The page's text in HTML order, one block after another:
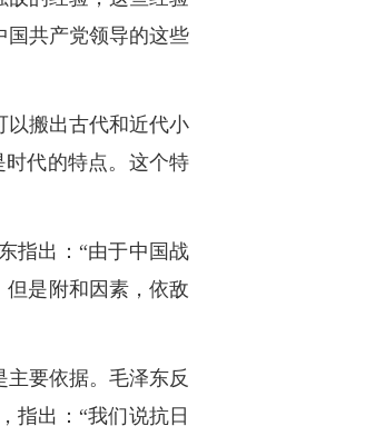
国共产党领导的这些
以搬出古代和近代小
代的特点。这个特
指出：“由于中国战
但是附和因素，依敌
要依据。毛泽东反
指出：“我们说抗日